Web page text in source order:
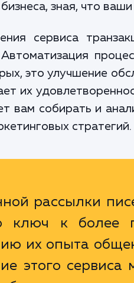
зная, что
сервиса
это улучшение
их
вам собирать и
стратегий.
рассылки
ключ к более
их опыта
этого